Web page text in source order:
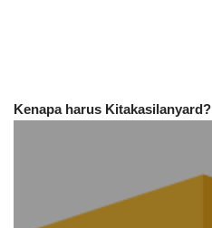
Kenapa harus Kitakasilanyard?